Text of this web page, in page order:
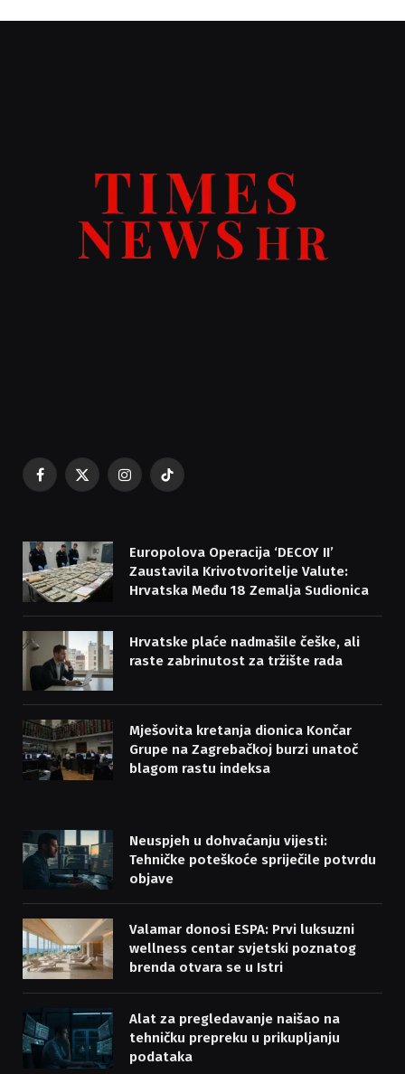
Facebook
X
Instagram
TikTok
Europolova Operacija ‘DECOY II’
Zaustavila Krivotvoritelje Valute:
Hrvatska Među 18 Zemalja Sudionica
Hrvatske plaće nadmašile češke, ali
raste zabrinutost za tržište rada
Mješovita kretanja dionica Končar
Grupe na Zagrebačkoj burzi unatoč
blagom rastu indeksa
Neuspjeh u dohvaćanju vijesti:
Tehničke poteškoće spriječile potvrdu
objave
Valamar donosi ESPA: Prvi luksuzni
wellness centar svjetski poznatog
brenda otvara se u Istri
Alat za pregledavanje naišao na
tehničku prepreku u prikupljanju
podataka